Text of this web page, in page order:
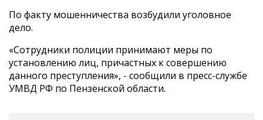
По факту мошенничества возбудили уголовное
дело.
«Сотрудники полиции принимают меры по
установлению лиц, причастных к совершению
данного преступления», - сообщили в пресс-службе
УМВД РФ по Пензенской области.